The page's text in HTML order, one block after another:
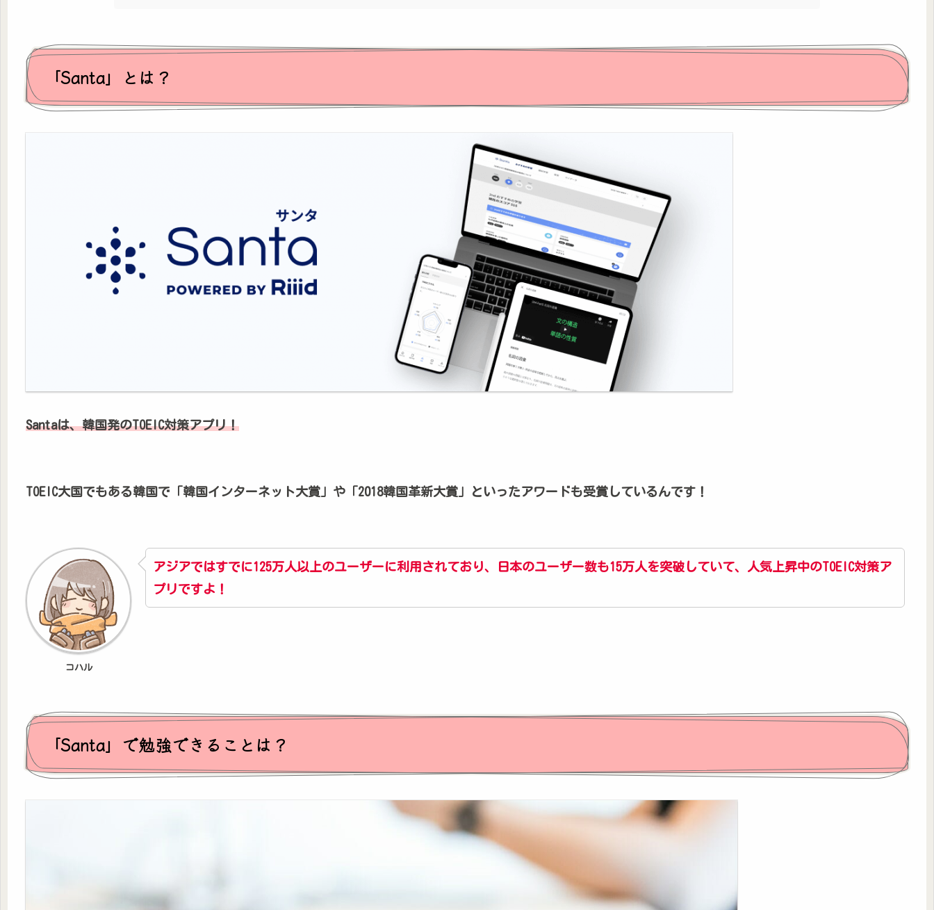
「Santa」とは？
Santaは、韓国発のTOEIC対策アプリ！
TOEIC大国でもある韓国で「韓国インターネット大賞」や「2018韓国革新大賞」といったアワードも受賞しているんです！
コハル
アジアではすでに125万人以上のユーザーに利用されており、日本のユーザー数も15万人を突破していて、人気上昇中のTOEIC対策ア
プリですよ！
「Santa」で勉強できることは？